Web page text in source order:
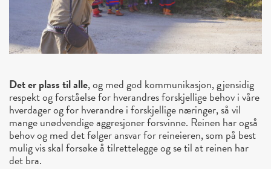
Det er plass til alle, og med god kommunikasjon, gjensidig
respekt og forståelse for hverandres forskjellige behov i våre
hverdager og for hverandre i forskjellige næringer, så vil
mange unødvendige aggresjoner forsvinne. Reinen har også
behov og med det følger ansvar for reineieren, som på best
mulig vis skal forsøke å tilrettelegge og se til at reinen har
det bra.